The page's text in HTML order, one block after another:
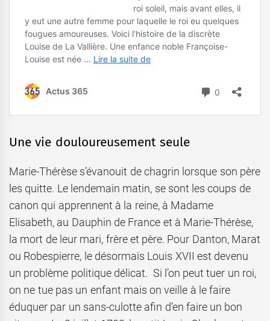
Une vie douloureusement seule
Marie-Thérèse s’évanouit de chagrin lorsque son père
les quitte. Le lendemain matin, se sont les coups de
canon qui apprennent à la reine, à Madame
Elisabeth, au Dauphin de France et à Marie-Thérèse,
la mort de leur mari, frère et père. Pour Danton, Marat
ou Robespierre, le désormais Louis XVII est devenu
un problème politique délicat. Si l’on peut tuer un roi,
on ne tue pas un enfant mais on veille à le faire
éduquer par un sans-culotte afin d’en faire un bon